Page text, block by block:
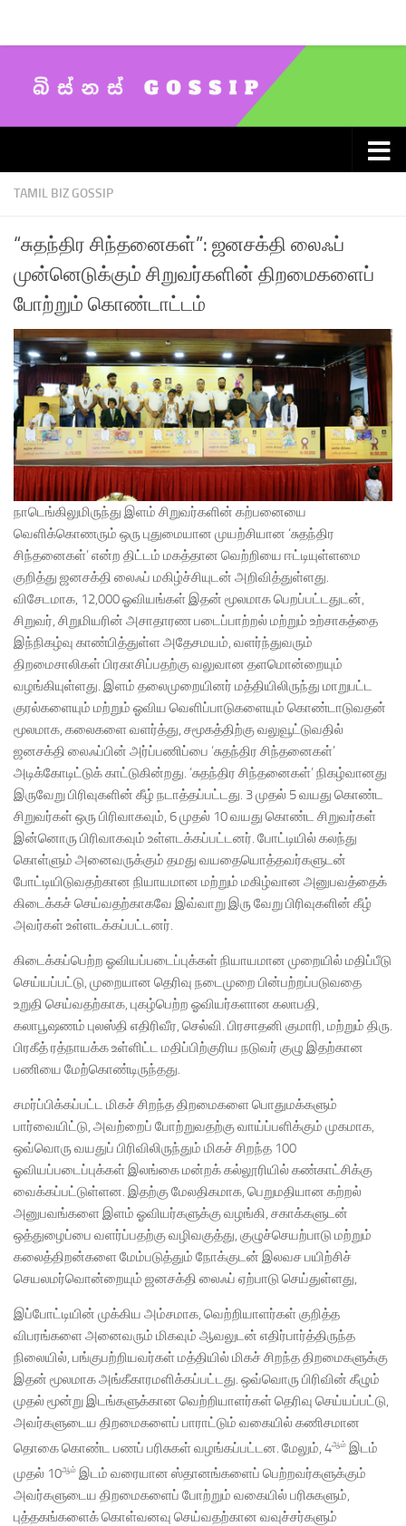
TAMIL BIZ GOSSIP
“சுதந்திர சிந்தனைகள்”: ஜனசக்தி லைஃப்
முன்னெடுக்கும் சிறுவர்களின் திறமைகளைப்
போற்றும் கொண்டாட்டம்
நாடெங்கிலுமிருந்து இளம் சிறுவர்களின் கற்பனையை
வெளிக்கொணரும் ஒரு புதுமையான முயற்சியான ‘சுதந்திர
சிந்தனைகள்’ என்ற திட்டம் மகத்தான வெற்றியை ஈட்டியுள்ளமை
குறித்து ஜனசக்தி லைஃப் மகிழ்ச்சியுடன் அறிவித்துள்ளது.
விசேடமாக, 12,000 ஓவியங்கள் இதன் மூலமாக பெறப்பட்டதுடன்,
சிறுவர், சிறுமியரின் அசாதாரண படைப்பாற்றல் மற்றும் உற்சாகத்தை
இந்நிகழ்வு காண்பித்துள்ள அதேசமயம், வளர்ந்துவரும்
திறமைசாலிகள் பிரகாசிப்பதற்கு வலுவான தளமொன்றையும்
வழங்கியுள்ளது. இளம் தலைமுறையினர் மத்தியிலிருந்து மாறுபட்ட
குரல்களையும் மற்றும் ஓவிய வெளிப்பாடுகளையும் கொண்டாடுவதன்
மூலமாக, கலைகளை வளர்த்து, சமூகத்திற்கு வலுவூட்டுவதில்
ஜனசக்தி லைஃப்பின் அர்ப்பணிப்பை ‘சுதந்திர சிந்தனைகள்’
அடிக்கோடிட்டுக் காட்டுகின்றது. ‘சுதந்திர சிந்தனைகள்’ நிகழ்வானது
இருவேறு பிரிவுகளின் கீழ் நடாத்தப்பட்டது. 3 முதல் 5 வயது கொண்ட
சிறுவர்கள் ஒரு பிரிவாகவும், 6 முதல் 10 வயது கொண்ட சிறுவர்கள்
இன்னொரு பிரிவாகவும் உள்ளடக்கப்பட்டனர். போட்டியில் கலந்து
கொள்ளும் அனைவருக்கும் தமது வயதையொத்தவர்களுடன்
போட்டியிடுவதற்கான நியாயமான மற்றும் மகிழ்வான அனுபவத்தைக்
கிடைக்கச் செய்வதற்காகவே இவ்வாறு இரு வேறு பிரிவுகளின் கீழ்
அவர்கள் உள்ளடக்கப்பட்டனர்.
கிடைக்கப்பெற்ற ஓவியப்படைப்புக்கள் நியாயமான முறையில் மதிப்பீடு
செய்யப்பட்டு, முறையான தெரிவு நடைமுறை பின்பற்றப்படுவதை
உறுதி செய்வதற்காக, புகழ்பெற்ற ஓவியர்களான கலாபதி,
கலாபூஷணம் புலஸ்தி எதிரிவீர, செல்வி. பிரசாதனி குமாரி, மற்றும் திரு.
பிரகீத் ரத்நாயக்க உள்ளிட்ட மதிப்பிற்குரிய நடுவர் குழு இதற்கான
பணியை மேற்கொண்டிருந்தது.
சமர்ப்பிக்கப்பட்ட மிகச் சிறந்த திறமைகளை பொதுமக்களும்
பார்வையிட்டு, அவற்றைப் போற்றுவதற்கு வாய்ப்பளிக்கும் முகமாக,
ஒவ்வொரு வயதுப் பிரிவிலிருந்தும் மிகச் சிறந்த 100
ஓவியப்படைப்புக்கள் இலங்கை மன்றக் கல்லூரியில் கண்காட்சிக்கு
வைக்கப்பட்டுள்ளன. இதற்கு மேலதிகமாக, பெறுமதியான கற்றல்
அனுபவங்களை இளம் ஓவியர்களுக்கு வழங்கி, சகாக்களுடன்
ஒத்துழைப்பை வளர்ப்பதற்கு வழிவகுத்து, குழுச்செயற்பாடு மற்றும்
கலைத்திறன்களை மேம்படுத்தும் நோக்குடன் இலவச பயிற்சிச்
செயலமர்வொன்றையும் ஜனசக்தி லைஃப் ஏற்பாடு செய்துள்ளது,
இப்போட்டியின் முக்கிய அம்சமாக, வெற்றியாளர்கள் குறித்த
விபரங்களை அனைவரும் மிகவும் ஆவலுடன் எதிர்பார்த்திருந்த
நிலையில், பங்குபற்றியவர்கள் மத்தியில் மிகச் சிறந்த திறமைகளுக்கு
இதன் மூலமாக அங்கீகாரமளிக்கப்பட்டது. ஒவ்வொரு பிரிவின் கீழும்
முதல் மூன்று இடங்களுக்கான வெற்றியாளர்கள் தெரிவு செய்யப்பட்டு,
அவர்களுடைய திறமைகளைப் பாராட்டும் வகையில் கணிசமான
தொகை கொண்ட பணப் பரிசுகள் வழங்கப்பட்டன. மேலும், 4ஆம் இடம்
முதல் 10ஆம் இடம் வரையான ஸ்தானங்களைப் பெற்றவர்களுக்கும்
அவர்களுடைய திறமைகளைப் போற்றும் வகையில் பரிசுகளும்,
புத்தகங்களைக் கொள்வனவு செய்வதற்கான வவுச்சர்களும்